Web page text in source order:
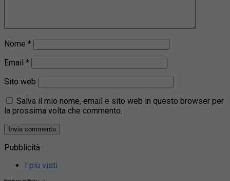
Nome *
Email *
Sito web
Salva il mio nome, email e sito web in questo browser per
la prossima volta che commento.
Pubblicità
I più visti